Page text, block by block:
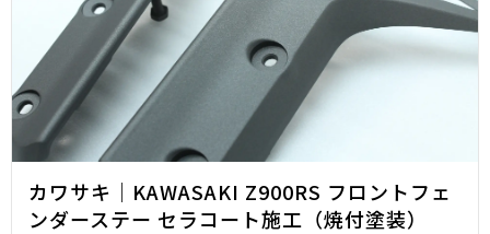
カワサキ｜KAWASAKI Z900RS フロントフェ
ンダーステー セラコート施工（焼付塗装）